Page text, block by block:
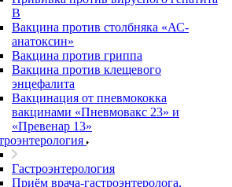
В
Вакцина против столбняка «АС-
анатоксин»
Вакцина против гриппа
Вакцина против клещевого
энцефалита
Вакцинация от пневмококка
вакцинами «Пневмовакс 23» и
«Превенар 13»
Гастроэнтерология
Приём врача-гастроэнтеролога,